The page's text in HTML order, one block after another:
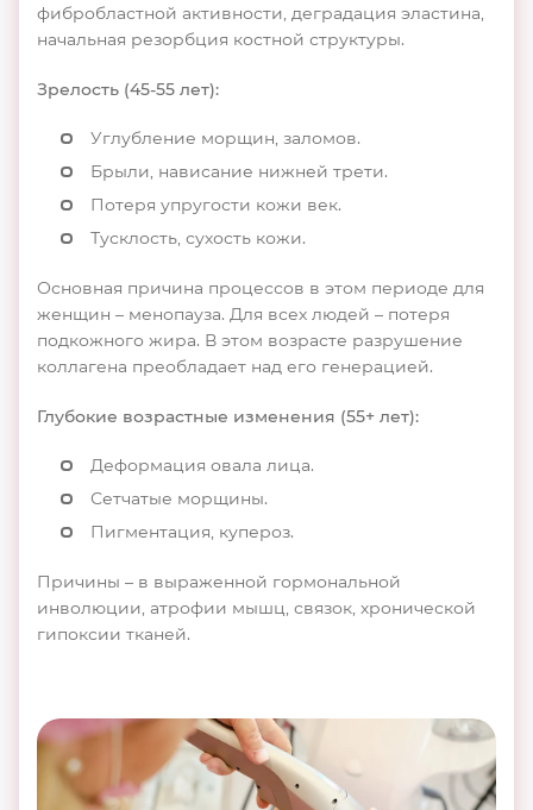
фибробластной активности, деградация эластина,
начальная резорбция костной структуры.
Зрелость (45-55 лет):
Углубление морщин, заломов.
Брыли, нависание нижней трети.
Потеря упругости кожи век.
Тусклость, сухость кожи.
Основная причина процессов в этом периоде для
женщин – менопауза. Для всех людей – потеря
подкожного жира. В этом возрасте разрушение
коллагена преобладает над его генерацией.
Глубокие возрастные изменения (55+ лет):
Деформация овала лица.
Сетчатые морщины.
Пигментация, купероз.
Причины – в выраженной гормональной
инволюции, атрофии мышц, связок, хронической
гипоксии тканей.